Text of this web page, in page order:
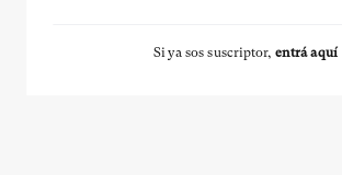
Si ya sos suscriptor, entrá aquí